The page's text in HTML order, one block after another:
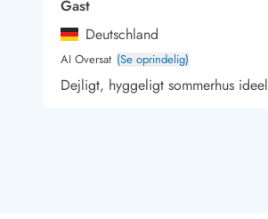
Kontakt Bjerregård
Kontakt, åbningstider og døgnvagt
Feriehusudlejning siden 1965
Gæsterne siger
Gast
Deutschland
AI Oversat (Se oprindelig)
Dejligt, hyggeligt sommerhus